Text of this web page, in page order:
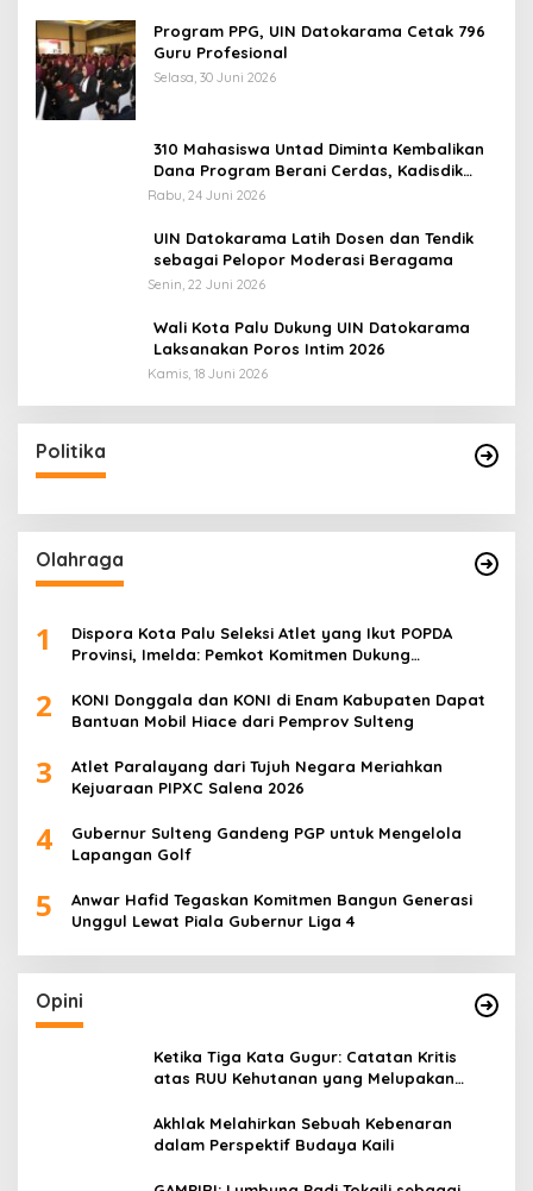
Program PPG, UIN Datokarama Cetak 796
Guru Profesional
Selasa, 30 Juni 2026
310 Mahasiswa Untad Diminta Kembalikan
Dana Program Berani Cerdas, Kadisdik
Sulteng: Tidak Boleh Terima Beasiswa
Rabu, 24 Juni 2026
UIN Datokarama Latih Dosen dan Tendik
sebagai Pelopor Moderasi Beragama
Senin, 22 Juni 2026
Wali Kota Palu Dukung UIN Datokarama
Laksanakan Poros Intim 2026
Kamis, 18 Juni 2026
Politika
Olahraga
1
Dispora Kota Palu Seleksi Atlet yang Ikut POPDA
Provinsi, Imelda: Pemkot Komitmen Dukung
2
KONI Donggala dan KONI di Enam Kabupaten Dapat
Bantuan Mobil Hiace dari Pemprov Sulteng
3
Atlet Paralayang dari Tujuh Negara Meriahkan
Kejuaraan PIPXC Salena 2026
4
Gubernur Sulteng Gandeng PGP untuk Mengelola
Lapangan Golf
5
Anwar Hafid Tegaskan Komitmen Bangun Generasi
Unggul Lewat Piala Gubernur Liga 4
Opini
Ketika Tiga Kata Gugur: Catatan Kritis
atas RUU Kehutanan yang Melupakan
Akhlak Melahirkan Sebuah Kebenaran
dalam Perspektif Budaya Kaili